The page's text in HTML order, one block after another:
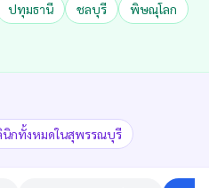
ปทุมธานี ชลบุรี
พิษณุโลก
นิกทั้งหมดในสุพรรณบุรี